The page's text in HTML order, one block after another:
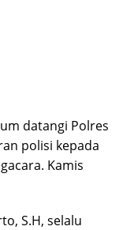
datangi Polres
polisi kepada
Kamis
S.H, selalu